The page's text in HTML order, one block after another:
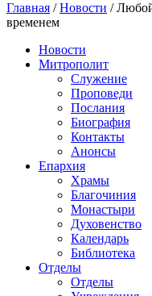
Главная /Новости /
временем
Новости
Митрополит
Служение
Проповеди
Послания
Биография
Контакты
Анонсы
Епархия
Храмы
Благочиния
Монастыри
Духовенство
Календарь
Библиотека
Отделы
Отделы